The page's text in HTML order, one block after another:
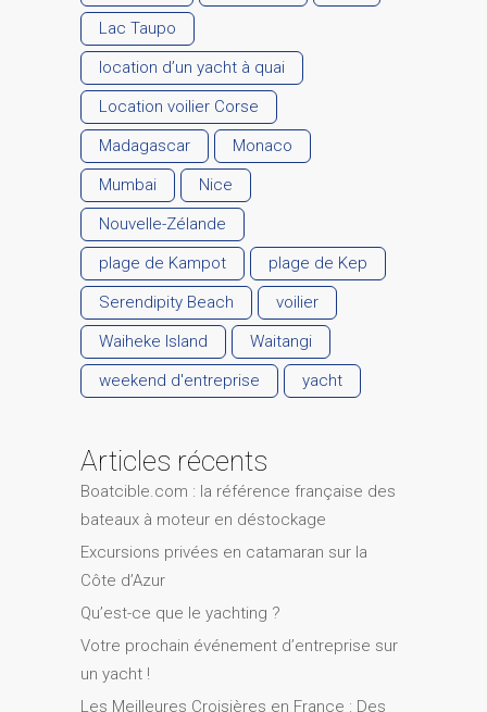
Lac Taupo
location d’un yacht à quai
Location voilier Corse
Madagascar
Monaco
Mumbai
Nice
Nouvelle-Zélande
plage de Kampot
plage de Kep
Serendipity Beach
voilier
Waiheke Island
Waitangi
weekend d'entreprise
yacht
Articles récents
Boatcible.com : la référence française des
bateaux à moteur en déstockage
Excursions privées en catamaran sur la
Côte d’Azur
Qu’est-ce que le yachting ?
Votre prochain événement d’entreprise sur
un yacht !
Les Meilleures Croisières en France : Des